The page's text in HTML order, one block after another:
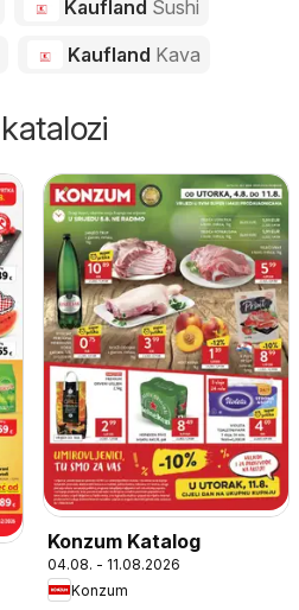
Kaufland Sushi
Kaufland Kava
Konzum Katalog
04.08. - 11.08.2026
Konzum